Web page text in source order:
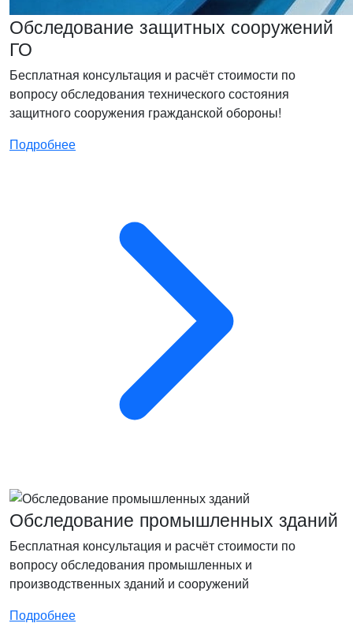
Обследование защитных сооружений
ГО
Бесплатная консультация и расчёт стоимости по
вопросу обследования технического состояния
защитного сооружения гражданской обороны!
Подробнее
Обследование промышленных зданий
Бесплатная консультация и расчёт стоимости по
вопросу обследования промышленных и
производственных зданий и сооружений
Подробнее